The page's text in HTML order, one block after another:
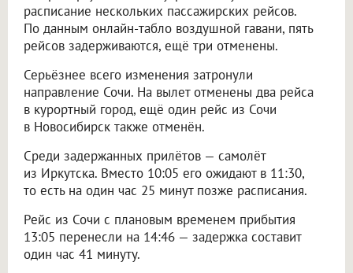
расписание нескольких пассажирских рейсов.
По данным онлайн-табло воздушной гавани, пять
рейсов задерживаются, ещё три отменены.
Серьёзнее всего изменения затронули
направление Сочи. На вылет отменены два рейса
в курортный город, ещё один рейс из Сочи
в Новосибирск также отменён.
Среди задержанных прилётов — самолёт
из Иркутска. Вместо 10:05 его ожидают в 11:30,
то есть на один час 25 минут позже расписания.
Рейс из Сочи с плановым временем прибытия
13:05 перенесли на 14:46 — задержка составит
один час 41 минуту.